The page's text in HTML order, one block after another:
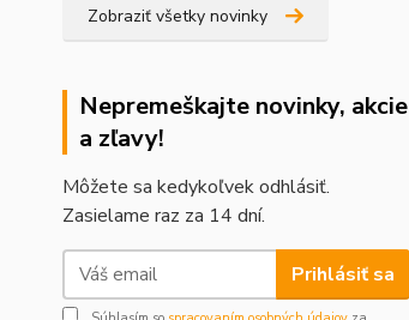
Zobraziť všetky novinky
Nepremeškajte novinky, akcie
a zľavy!
Môžete sa kedykoľvek odhlásiť.
Zasielame raz za 14 dní.
Prihlásiť sa